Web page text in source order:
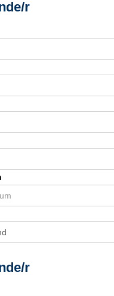
r
r